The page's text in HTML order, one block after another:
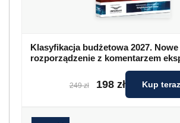
Klasyfikacja budżetowa 2027. Nowe
rozporządzenie z komentarzem
249 zł 198 zł Kup teraz